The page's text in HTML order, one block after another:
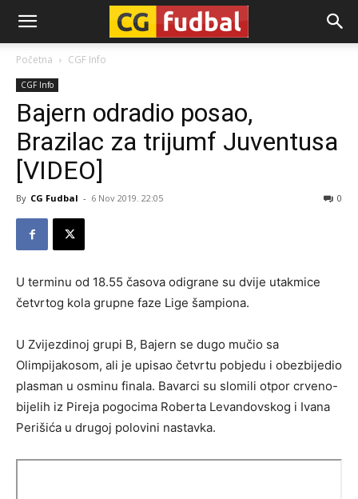
CG-
Fudbal
Početna CGF Info
CGF Info
Bajern odradio posao,
Brazilac za trijumf Juventusa
[VIDEO]
By CG Fudbal - 6 Nov 2019. 22:05 0
U terminu od 18.55 časova odigrane su dvije utakmice
četvrtog kola grupne faze Lige šampiona.
U Zvijezdinoj grupi B, Bajern se dugo mučio sa
Olimpijakosom, ali je upisao četvrtu pobjedu i obezbijedio
plasman u osminu finala. Bavarci su slomili otpor crveno-
bijelih iz Pireja pogocima Roberta Levandovskog i Ivana
Perišića u drugoj polovini nastavka.